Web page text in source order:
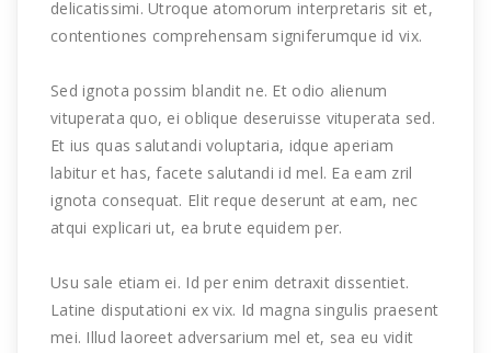
delicatissimi. Utroque atomorum interpretaris sit et,
contentiones comprehensam signiferumque id vix.
Sed ignota possim blandit ne. Et odio alienum
vituperata quo, ei oblique deseruisse vituperata sed.
Et ius quas salutandi voluptaria, idque aperiam
labitur et has, facete salutandi id mel. Ea eam zril
ignota consequat. Elit reque deserunt at eam, nec
atqui explicari ut, ea brute equidem per.
Usu sale etiam ei. Id per enim detraxit dissentiet.
Latine disputationi ex vix. Id magna singulis praesent
mei. Illud laoreet adversarium mel et, sea eu vidit